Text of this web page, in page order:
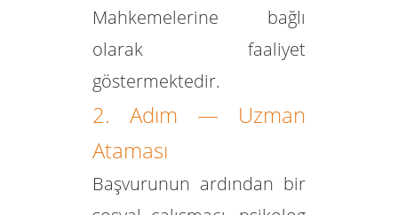
Mahkemelerine bağlı
olarak faaliyet
göstermektedir.
2. Adım — Uzman
Ataması
Başvurunun ardından bir